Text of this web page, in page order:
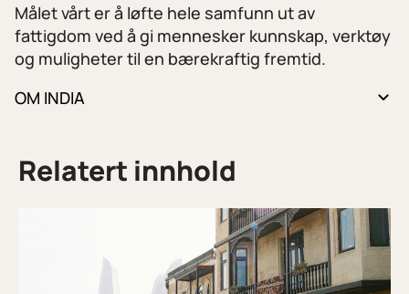
Målet vårt er å løfte hele samfunn ut av
fattigdom ved å gi mennesker kunnskap, verktøy
og muligheter til en bærekraftig fremtid.
OM INDIA
Relatert innhold